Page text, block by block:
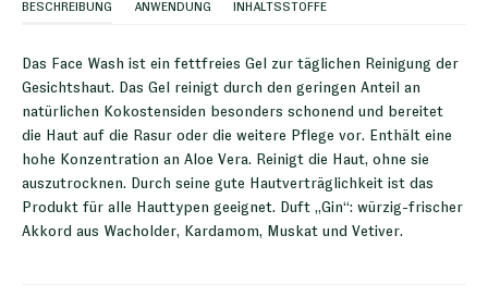
BESCHREIBUNG ANWENDUNG INHALTSSTOFFE
Das Face Wash ist ein fettfreies Gel zur täglichen Reinigung der
Gesichtshaut. Das Gel reinigt durch den geringen Anteil an
natürlichen Kokostensiden besonders schonend und bereitet
die Haut auf die Rasur oder die weitere Pflege vor. Enthält eine
hohe Konzentration an Aloe Vera. Reinigt die Haut, ohne sie
auszutrocknen. Durch seine gute Hautverträglichkeit ist das
Produkt für alle Hauttypen geeignet. Duft „Gin“: würzig-frischer
Akkord aus Wacholder, Kardamom, Muskat und Vetiver.